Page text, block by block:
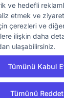
ve hedefli
etmek ve
çerezleri ve
ilişkin daha
ulaşabilirsiniz.
Tümünü Kabul
Tümünü Reddet